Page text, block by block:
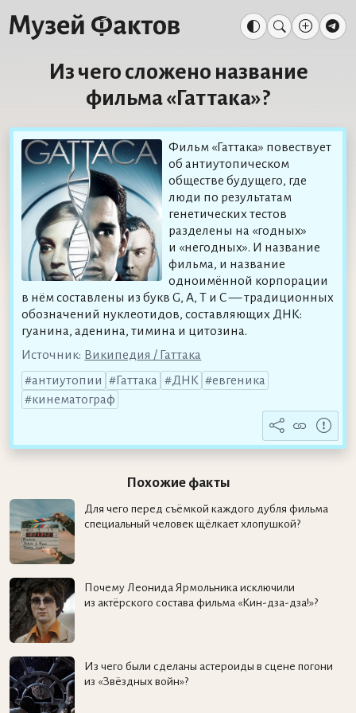
Из чего сложено название
фильма «Гаттака»?
Фильм «Гаттака» повествует
об антиутопическом
обществе будущего, где
люди по результатам
генетических тестов
разделены на «годных»
и «негодных». И название
фильма, и название
одноимённой корпорации
в нём составлены из букв G, A, T и C — традиционных
обозначений нуклеотидов, составляющих ДНК:
гуанина, аденина, тимина и цитозина.
Источник: Википедия / Гаттака
антиутопии
Гаттака ДНК
евгеника
кинематограф
Похожие факты
Для чего перед съёмкой каждого дубля фильма
специальный человек щёлкает хлопушкой?
Почему Леонида Ярмольника исключили
из актёрского состава фильма «Кин-дза-дза!»?
Из чего были сделаны астероиды в сцене погони
из «Звёздных войн»?